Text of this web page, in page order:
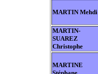
MARTIN Mehdi
MARTIN-
SUAREZ
Christophe
MARTINE